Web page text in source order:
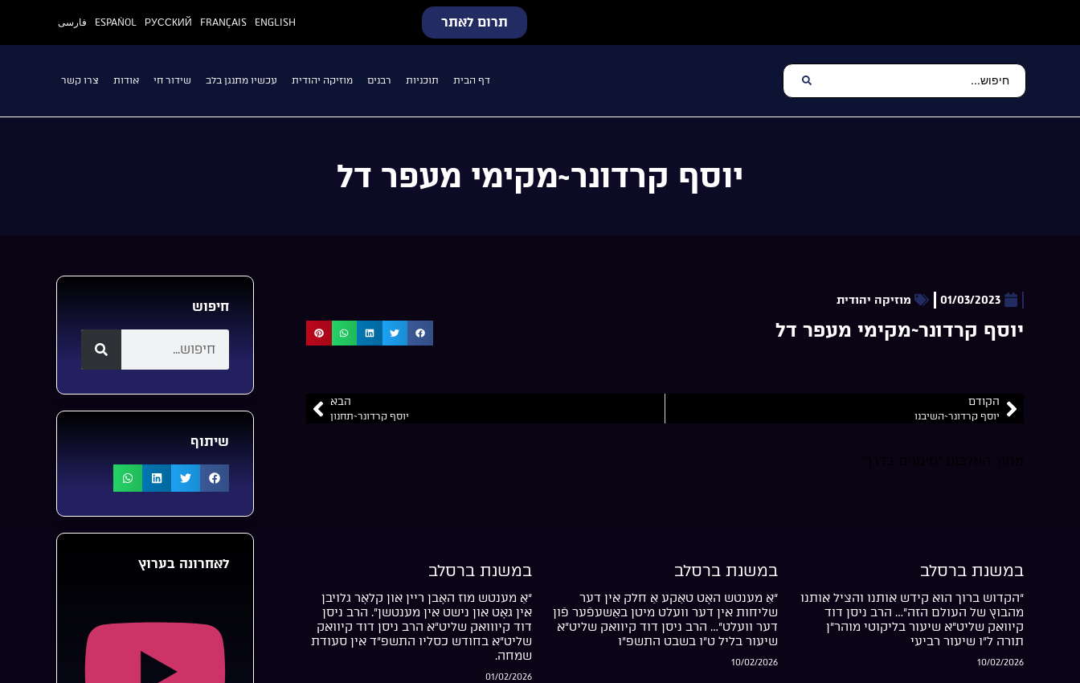
תרום לאתר ENGLISH
FRANÇAIS
РУССКИЙ
ESPAÑOL فارسی
דף הבית תוכניות רבנים מוזיקה יהודית עכשיו מתנגן בלב שידור חי אודות צרו קשר
יוסף קרדונר~מקימי מעפר דל
01/03/2023 מוזיקה יהודית
יוסף קרדונר~מקימי מעפר דל
הקודם
יוסף קרדונר~השיבנו
הבא
יוסף קרדונר~תחנון
במשנת ברסלב
“הקדוש ברוך הוא קידש אותנו והציל אותנו
מהבוץ של העולם הזה”… הרב ניסן דוד
קיוואק שליט”א שיעור בליקוטי מוהר”ן
תורה ל”ו שיעור רביעי
10/02/2026
במשנת ברסלב
“אַ מענטש האָט טאַקע אַ חלק אין דער
שליחות אין דער וועלט מיטן באַשעפֿער פֿון
דער וועלט”… הרב ניסן דוד קיוואק שליט”א
שיעור בליל ט”ו בשבט התשפ”ו
10/02/2026
במשנת ברסלב
“אַ מענטש מוז האָבן ריין און קלאָר גלויבן
אין גאָט און נישט אין מענטשן”. הרב ניסן
דוד קיווואק שליט”א הרב ניסן דוד קיוואק
שליט”א בחודש כסליו התשפ”ד אין סעודת
שמחה.
01/02/2026
חיפוש
שיתוף
לאחרונה בערוץ